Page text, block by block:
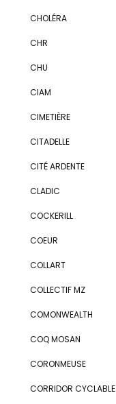
CHOLÉRA
CHR
CHU
CIAM
CIMETIÈRE
CITADELLE
CITÉ ARDENTE
CLADIC
COCKERILL
COEUR
COLLART
COLLECTIF MZ
COMONWEALTH
COQ MOSAN
CORONMEUSE
CORRIDOR CYCLABLE